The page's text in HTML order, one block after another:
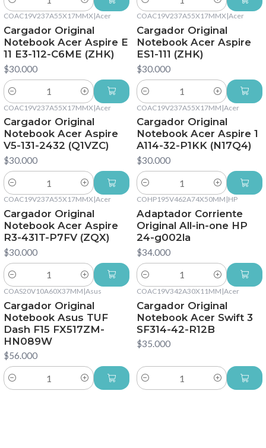
Cantidad Cantidad
COAC19V237A55X17MMX|Acer
Cargador Original
Notebook Acer Aspire E
11 E3-112-C6ME (ZHK)
$30.000
Cantidad
COAC19V237A55X17MMX|Acer
Cargador Original
Notebook Acer Aspire
ES1-111 (ZHK)
$30.000
Cantidad
COAC19V237A55X17MMX |Acer
Cargador Original
Notebook Acer Aspire
V5-131-2432 (Q1VZC)
$30.000
Cantidad
COAC19V237A55X17MM |Acer
Cargador Original
Notebook Acer Aspire 1
A114-32-P1KK (N17Q4)
$30.000
Cantidad
COAC19V237A55X17MMX|Acer
Cargador Original
Notebook Acer Aspire
R3-431T-P7FV (ZQX)
$30.000
Cantidad
COHP195V462A74X50MM |HP
Adaptador Corriente
Original All-in-one HP
24-g002la
$34.000
Cantidad
COAS20V10A60X37MM |Asus
Cargador Original
Notebook Asus TUF
Dash F15 FX517ZM-
HN089W
$56.000
Cantidad
COAC19V342A30X11MM |Acer
Cargador Original
Notebook Acer Swift 3
SF314-42-R12B
$35.000
Cantidad